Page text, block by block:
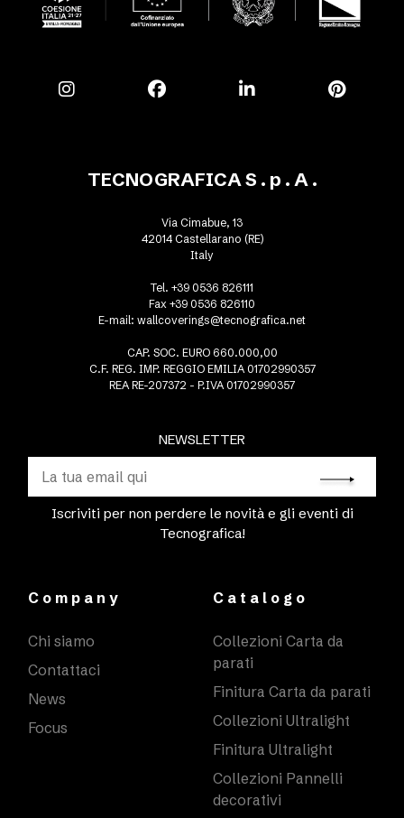
NEWSLETTER
Iscriviti per non perdere le novità e gli eventi di
Tecnografica!
TECNOGRAFICA S . p . A .
Via Cimabue, 13
42014 Castellarano (RE)
Italy
Tel. +39 0536 826111
Fax +39 0536 826110
E-mail: wallcoverings@tecnografica.net
CAP. SOC. EURO 660.000,00
C.F. REG. IMP. REGGIO EMILIA 01702990357
REA RE-207372 - P.IVA 01702990357
Company
Chi siamo
Contattaci
News
Focus
Catalogo
Collezioni Carta da
parati
Finitura Carta da parati
Collezioni Ultralight
Finitura Ultralight
Collezioni Pannelli
decorativi